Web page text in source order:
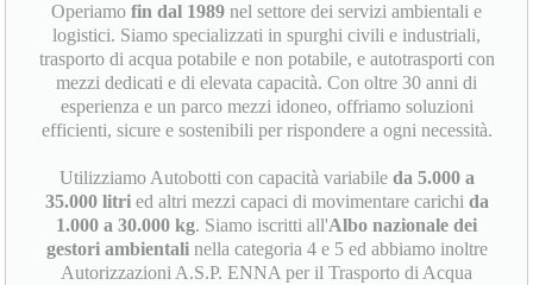
Operiamo fin dal 1989 nel settore dei servizi ambientali e
logistici. Siamo specializzati in spurghi civili e industriali,
trasporto di acqua potabile e non potabile, e autotrasporti con
mezzi dedicati e di elevata capacità. Con oltre 30 anni di
esperienza e un parco mezzi idoneo, offriamo soluzioni
efficienti, sicure e sostenibili per rispondere a ogni necessità.
Utilizziamo Autobotti con capacità variabile da 5.000 a
35.000 litried altri mezzi capaci di movimentare carichi da
1.000 a 30.000 kg. Siamo iscritti all'Albo nazionale dei
gestori ambientalinella categoria 4 e 5 ed abbiamo inoltre
Autorizzazioni A.S.P. ENNA per il Trasporto di Acqua